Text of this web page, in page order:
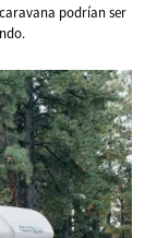
podrían ser